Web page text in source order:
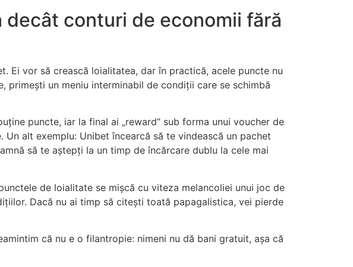
conturi de economii fără
Ei vor să crească loialitatea, dar în practică, acele puncte nu
un meniu interminabil de condiții care se schimbă
puncte, iar la final ai „reward” sub forma unui voucher de
alt exemplu: Unibet încearcă să te vindească un pachet
să te aștepți la un timp de încărcare dublu la cele mai
de loialitate se mișcă cu viteza melancoliei unui joc de
Dacă nu ai timp să citești toată papagalistica, vei pierde
că nu e o filantropie: nimeni nu dă bani gratuit, așa că